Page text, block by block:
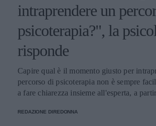
intraprendere un
psicoterapia?", la
risponde
Capire qual è il momento giusto per
percorso di psicoterapia non è sempre
a fare chiarezza insieme all'esperta, a
REDAZIONE DIREDONNA